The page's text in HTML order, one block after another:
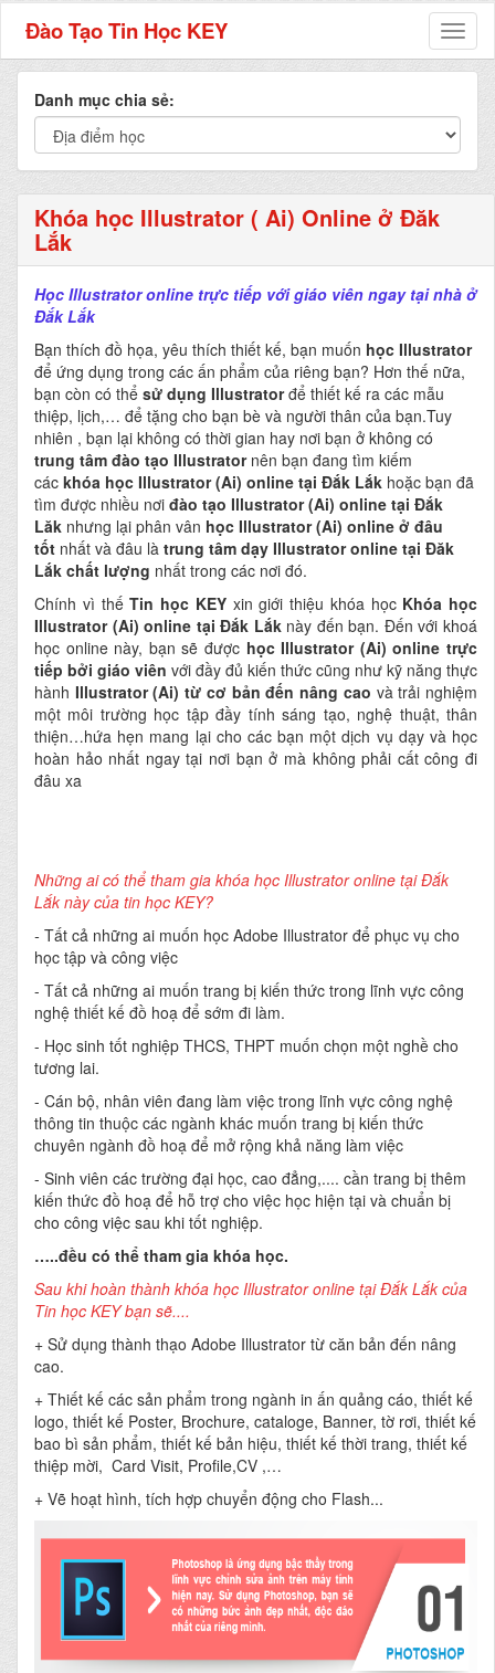
Đào Tạo Tin Học KEY
Danh mục chia sẻ:
Khóa học Illustrator ( Ai) Online ở Đăk
Lắk
Học Illustrator online trực tiếp với giáo viên ngay tại nhà ở
Đắk Lắk
Bạn thích đồ họa, yêu thích thiết kế, bạn muốn học Illustrator
để ứng dụng trong các ấn phẩm của riêng bạn? Hơn thế nữa,
bạn còn có thể sử dụng Illustratorđể thiết kế ra các mẫu
thiệp, lịch,… để tặng cho bạn bè và người thân của bạn.Tuy
nhiên , bạn lại không có thời gian hay nơi bạn ở không có
trung tâm đào tạo Illustratornên bạn đang tìm kiếm
các khóa học Illustrator (Ai) online tại Đắk Lắk hoặc bạn đã
tìm được nhiều nơi đào tạo Illustrator (Ai) online tại Đắk
Lăk nhưng lại phân vân học Illustrator (Ai) online ở đâu
tốt nhất và đâu là trung tâm dạy Illustrator online tại Đăk
Lắk chất lượng nhất trong các nơi đó.
Chính vì thếTin học KEYxin giới thiệu khóa học Khóa học
Illustrator (Ai) online tại Đắk Lắk này đến bạn. Đến với khoá
học online này, bạn sẽ được học Illustrator (Ai) online trực
tiếp bởi giáo viên với đầy đủ kiến thức cũng như kỹ năng thực
hành Illustrator (Ai) từ cơ bản đến nâng cao và trải nghiệm
một môi trường học tập đầy tính sáng tạo, nghệ thuật, thân
thiện…hứa hẹn mang lại cho các bạn một dịch vụ dạy và học
hoàn hảo nhất ngay tại nơi bạn ở mà không phải cất công đi
đâu xa
Những ai có thể tham gia khóa học Illustrator online tại Đắk
Lắk này của tin học KEY?
- Tất cả những ai muốn học Adobe Illustrator để phục vụ cho
học tập và công việc
- Tất cả những ai muốn trang bị kiến thức trong lĩnh vực công
nghệ thiết kế đồ hoạ để sớm đi làm.
- Học sinh tốt nghiệp THCS, THPT muốn chọn một nghề cho
tương lai.
- Cán bộ, nhân viên đang làm việc trong lĩnh vực công nghệ
thông tin thuộc các ngành khác muốn trang bị kiến thức
chuyên ngành đồ hoạ để mở rộng khả năng làm việc
- Sinh viên các trường đại học, cao đẳng,.... cần trang bị thêm
kiến thức đồ hoạ để hỗ trợ cho việc học hiện tại và chuẩn bị
cho công việc sau khi tốt nghiệp.
…..đều có thể tham gia khóa học.
Sau khi hoàn thành khóa học Illustrator online tại Đắk Lắk của
Tin học KEY bạn sẽ....
+ Sử dụng thành thạo Adobe Illustrator từ căn bản đến nâng
cao.
+ Thiết kế các sản phẩm trong ngành in ấn quảng cáo, thiết kế
logo, thiết kế Poster, Brochure, cataloge, Banner, tờ rơi, thiết kế
bao bì sản phẩm, thiết kế bản hiệu, thiết kế thời trang, thiết kế
thiệp mời, Card Visit, Profile,CV ,…
+ Vẽ hoạt hình, tích hợp chuyển động cho Flash...